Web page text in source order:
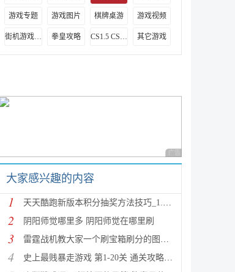
游戏专题 游戏图片 棋牌桌游 游戏视频
街机游戏出招表 拳皇攻略 CS1.5 CS1.6攻略 其它游戏
商业广告，理性选择
商业广告，理性选择
广告 商业广告，理性
大家感兴趣的内容
1 天天酷跑新版本积分抽奖方法技巧_1.0.8.0版新人物新坐
2 阴阳师觉哪里多 阴阳师觉在哪里刷
3 雷霆战机教大家一个刷宝箱刷分的图文教程
4 史上最贱暴走游戏 第1-20关 通关攻略(图文详解)